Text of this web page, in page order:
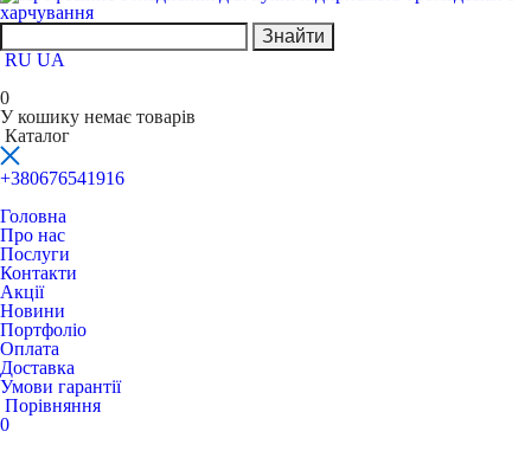
Знайти
RU UA
0
У кошику немає товарів
Каталог
+380676541916
Головна
Про нас
Послуги
Контакти
Акції
Новини
Портфоліо
Оплата
Доставка
Умови гарантії
Порівняння
0